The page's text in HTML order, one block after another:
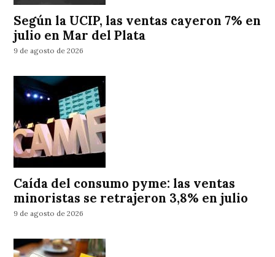
Según la UCIP, las ventas cayeron 7% en
julio en Mar del Plata
9 de agosto de 2026
Caída del consumo pyme: las ventas
minoristas se retrajeron 3,8% en julio
9 de agosto de 2026